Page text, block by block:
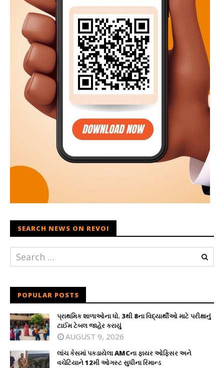
SEARCH NEWS ON REVOI
POPULAR POSTS
પ્રાથમિક શાળાઓના ધો. 3થી 8ના વિદ્યાર્થીઓ માટે પરીક્ષાનું
ટાઈમ ટેબલ જાહેર કરાયું
AUGUST 9, 2026
લાંચ કેસમાં પકડાયેલા AMCના ફાયર ઓફિસર અને
વચેટિયાને 12મી ઓગસ્ટ સુધીના રિમાન્ડ